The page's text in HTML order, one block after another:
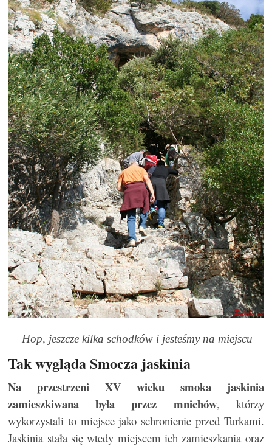
Hop, jeszcze kilka schodków i jesteśmy na miejscu
Tak wygląda Smocza jaskinia
Na przestrzeni XV wieku smoka jaskinia
zamieszkiwana była przez mnichów, którzy
wykorzystali to miejsce jako schronienie przed Turkami.
Jaskinia stała się wtedy miejscem ich zamieszkania oraz